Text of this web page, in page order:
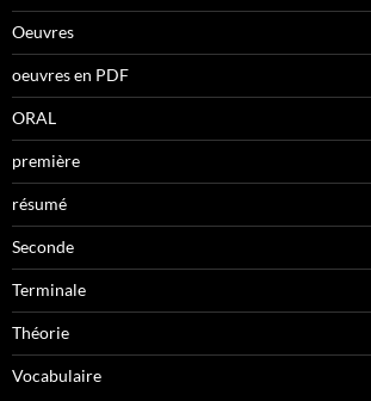
Oeuvres
oeuvres en PDF
ORAL
première
résumé
Seconde
Terminale
Théorie
Vocabulaire